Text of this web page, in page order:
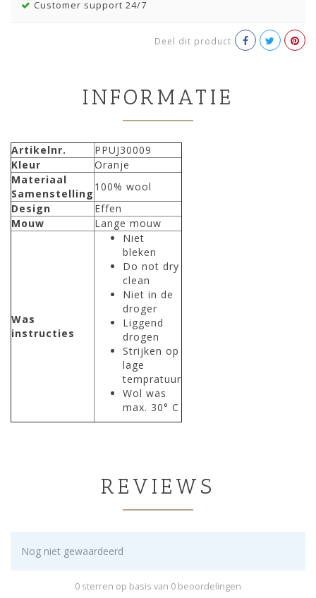
Customer support 24/7
Deel dit product
INFORMATIE
Artikelnr.
PPUJ30009
Kleur
Oranje
Materiaal
Samenstelling
100% wool
Design
Effen
Mouw
Lange mouw
Was
instructies
Niet
bleken
Do not dry
clean
Niet in de
droger
Liggend
drogen
Strijken op
lage
tempratuur
Wol was
max. 30° C
REVIEWS
Nog niet gewaardeerd
0 sterren op basis van 0 beoordelingen